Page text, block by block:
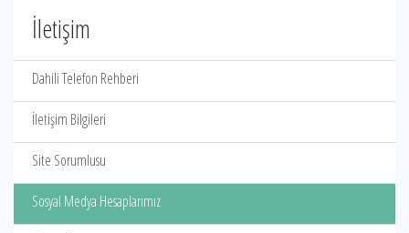
İletişim
Dahili Telefon Rehberi
İletişim Bilgileri
Site Sorumlusu
Sosyal Medya Hesaplarımız